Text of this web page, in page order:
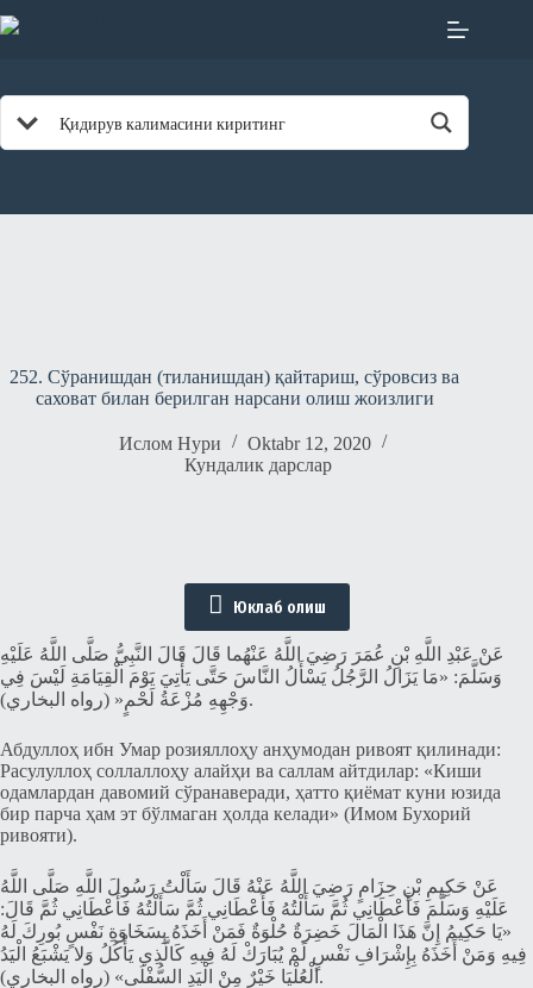
to
252. Сўранишдан (тиланишдан) қайтариш, сўровсиз ва
саховат билан берилган нарсани олиш жоизлиги
Ислом Нури
Oktabr 12, 2020
Кундалик дарслар
Юклаб олиш
عَنْ عَبْدِ اللَّهِ بْنِ عُمَرَ رَضِيَ اللَّهُ عَنْهُما قَالَ قَالَ النَّبِيُّ صَلَّى اللَّهُ عَلَيْهِ
وَسَلَّمَ: «مَا يَزَالُ الرَّجُلُ يَسْأَلُ النَّاسَ حَتَّى يَأْتِيَ يَوْمَ الْقِيَامَةِ لَيْسَ فِي
وَجْهِهِ مُزْعَةُ لَحْمٍ« (رواه البخاري).
Абдуллоҳ ибн Умар розияллоҳу анҳумодан ривоят қилинади:
Расулуллоҳ соллаллоҳу алайҳи ва саллам айтдилар: «Киши
одамлардан давомий сўранаверади, ҳатто қиёмат куни юзида
бир парча ҳам эт бўлмаган ҳолда келади» (Имом Бухорий
ривояти).
عَنْ حَكِيمِ بْنِ حِزَامٍ رَضِيَ اللَّهُ عَنْهُ قَالَ سَأَلْتُ رَسُولَ اللَّهِ صَلَّى اللَّهُ
عَلَيْهِ وَسَلَّمَ فَأَعْطَانِي ثُمَّ سَأَلْتُهُ فَأَعْطَانِي ثُمَّ سَأَلْتُهُ فَأَعْطَانِي ثُمَّ قَالَ:
«يَا حَكِيمُ إِنَّ هَذَا الْمَالَ خَضِرَةٌ حُلْوَةٌ فَمَنْ أَخَذَهُ بِسَخَاوَةِ نَفْسٍ بُورِكَ لَهُ
فِيهِ وَمَنْ أَخَذَهُ بِإِشْرَافِ نَفْسٍ لَمْ يُبَارَكْ لَهُ فِيهِ كَالَّذِي يَأْكُلُ وَلا يَشْبَعُ الْيَدُ
الْعُلْيَا خَيْرٌ مِنْ الْيَدِ السُّفْلَى» (رواه البخاري).